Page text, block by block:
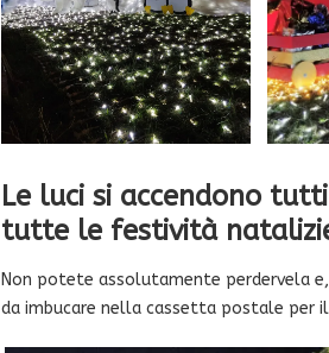
Le luci si accendono
tutte le festività
Non potete assolutamente perdervela
da imbucare nella cassetta postale per